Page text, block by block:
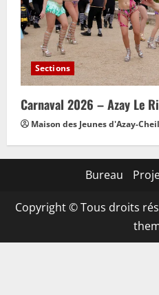
Sections
Carnaval 2026 – Azay Le
Maison des Jeunes d'Azay-
Bureau
Copyright © Tous droits